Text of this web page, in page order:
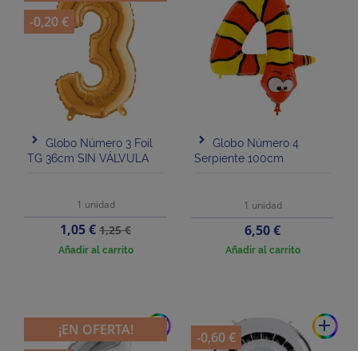
Globo Número 3 Foil
TG 36cm SIN VÁLVULA
1 unidad
Precio
1,05 €Precio
base
1,25 €
Añadir al carrito
-0,20 €
Globo Número 4
Serpiente 100cm
1 unidad
Precio
6,50 €
Añadir al carrito
add
¡EN OFERTA!
add
-0,60 €